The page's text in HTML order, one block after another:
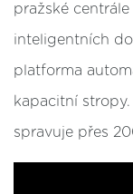
pražské
inteligentních
platforma
kapacitní
spravuje přes